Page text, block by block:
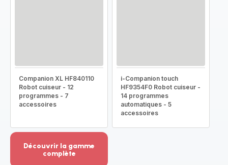
Companion XL HF840110
Robot cuiseur - 12
programmes - 7
accessoires
i-Companion touch
HF9354F0 Robot cuiseur -
14 programmes
automatiques - 5
accessoires
Découvrir la gamme
complète